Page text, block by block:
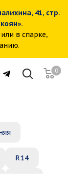
41, стр.
в спарке,
0
R14